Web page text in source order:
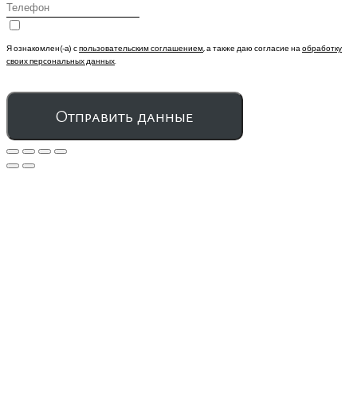
Я ознакомлен(-а) спользовательским соглашением, а также даю согласие наобработку
своих персональных данных.
Отправить данные